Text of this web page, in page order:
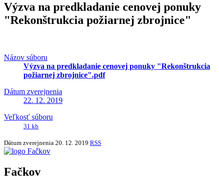
Výzva na predkladanie cenovej ponuky
"Rekonštrukcia požiarnej zbrojnice"
Názov súboru
Výzva na predkladanie cenovej ponuky "Rekonštrukcia
požiarnej zbrojnice".pdf
Dátum zverejnenia
22. 12. 2019
Veľkosť súboru
31 kb
Dátum zverejnenia 20. 12. 2019 RSS
Fačkov